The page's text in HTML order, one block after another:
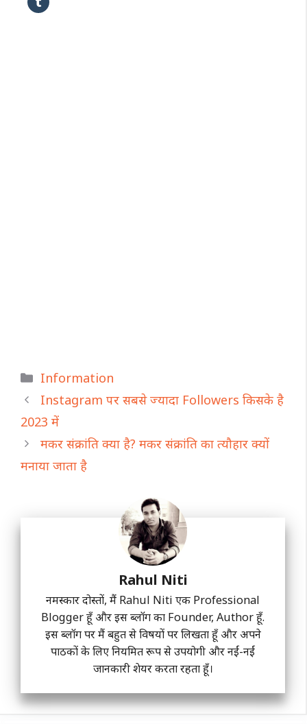
Categories
Information
Instagram पर सबसे ज्यादा Followers किसके है
2023 में
मकर संक्रांति क्या है? मकर संक्रांति का त्यौहार क्यों
मनाया जाता है
Rahul Niti
नमस्कार दोस्तों, मैं Rahul Niti एक Professional
Blogger हूँ और इस ब्लॉग का Founder, Author हूँ.
इस ब्लॉग पर मैं बहुत से विषयों पर लिखता हूँ और अपने
पाठकों के लिए नियमित रूप से उपयोगी और नईं-नईं
जानकारी शेयर करता रहता हूँ।